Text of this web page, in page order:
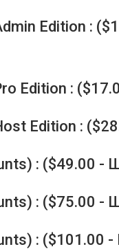
Edition :
Edition :
Edition :
: ($49.00 -
: ($75.00 -
: ($101.00